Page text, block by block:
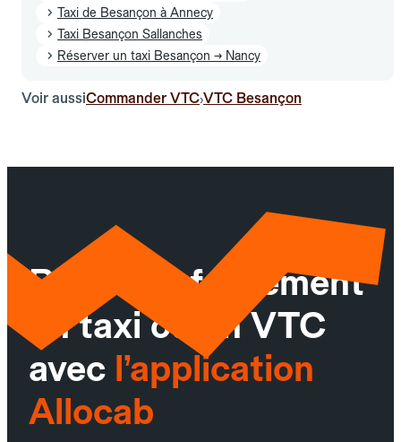
Taxi de Besançon à Annecy
Taxi Besançon Sallanches
Réserver un taxi Besançon → Nancy
Voir aussiCommander VTC›VTC Besançon
Réservez facilement
un taxi ou un VTC
avec l’application
Allocab